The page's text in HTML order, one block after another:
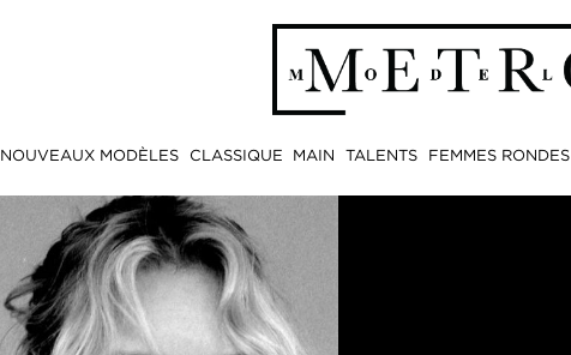
NOUVEAUX MODÈLES CLASSIQUE MAIN TALENTS FEMMES RONDES